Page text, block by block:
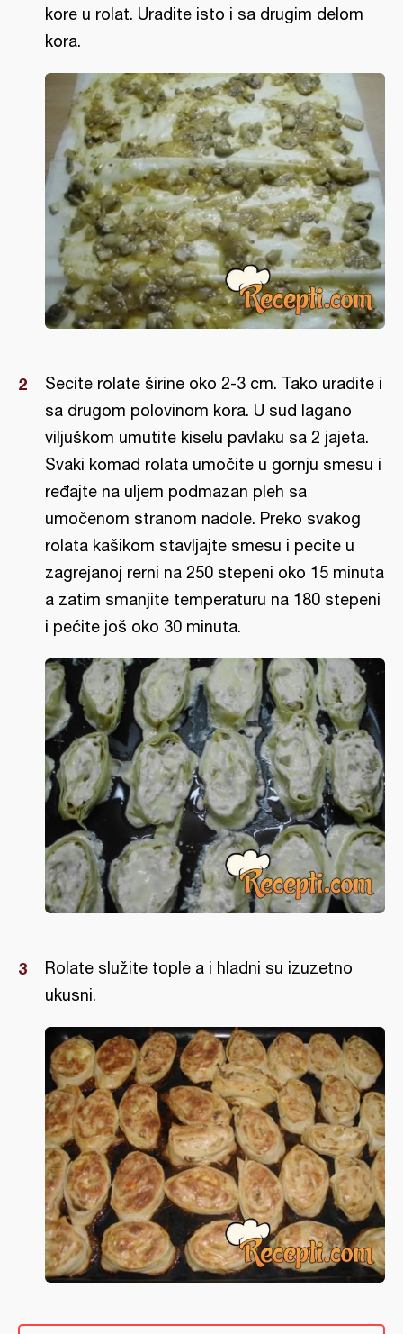
kore u rolat. Uradite isto i sa drugim delom
kora.
Secite rolate širine oko 2-3 cm. Tako uradite i
sa drugom polovinom kora. U sud lagano
viljuškom umutite kiselu pavlaku sa 2 jajeta.
Svaki komad rolata umočite u gornju smesu i
ređajte na uljem podmazan pleh sa
umočenom stranom nadole. Preko svakog
rolata kašikom stavljajte smesu i pecite u
zagrejanoj rerni na 250 stepeni oko 15 minuta
a zatim smanjite temperaturu na 180 stepeni
i pećite još oko 30 minuta.
Rolate služite tople a i hladni su izuzetno
ukusni.